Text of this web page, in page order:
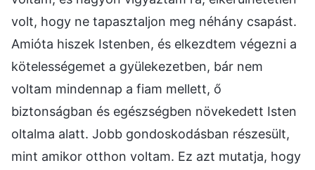
volt, hogy ne tapasztaljon meg néhány csapást.
Amióta hiszek Istenben, és elkezdtem végezni a
kötelességemet a gyülekezetben, bár nem
voltam mindennap a fiam mellett, ő
biztonságban és egészségben növekedett Isten
oltalma alatt. Jobb gondoskodásban részesült,
mint amikor otthon voltam. Ez azt mutatja, hogy